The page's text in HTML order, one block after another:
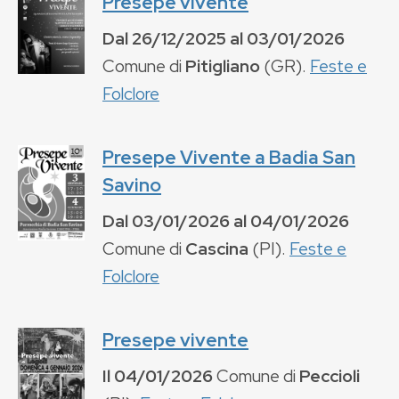
Dal26/12/2025 al03/01/2026
Comune di Pitigliano(GR). Feste e
Folclore
Presepe Vivente a Badia San
Savino
Dal03/01/2026al04/01/2026
Comune di Cascina (PI). Feste e
Folclore
Presepe vivente
Il04/01/2026Comune di Peccioli